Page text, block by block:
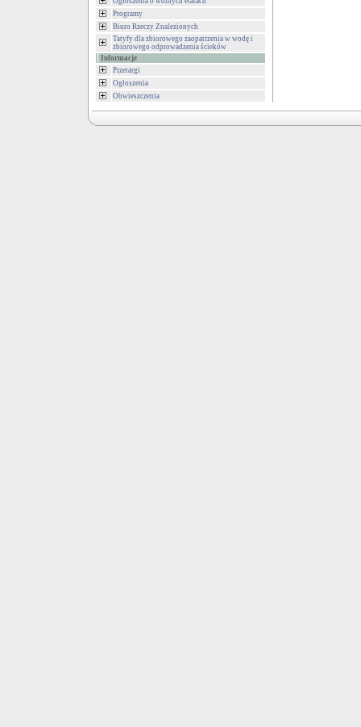
Programy
Biuro Rzeczy Znalezionych
Tatyfy dla zbiorowego zaopatrzenia w wodę i
zbiorowego odprowadzenia ścieków
Informacje
Przetargi
Ogłoszenia
Obwieszczenia